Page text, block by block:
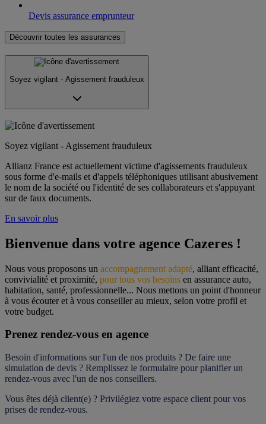
Devis assurance emprunteur
Découvrir toutes les assurances
Soyez vigilant - Agissement frauduleux
Soyez vigilant - Agissement frauduleux
Allianz France est actuellement victime d'agissements frauduleux
sous forme d'e-mails et d'appels téléphoniques utilisant abusivement
le nom de la société ou l'identité de ses collaborateurs et s'appuyant
sur de faux documents.
En savoir plus
Bienvenue dans votre agence Cazeres !
Nous vous proposons un accompagnement adapté, alliant efficacité,
convivialité et proximité, pour tous vos besoins en assurance auto,
habitation, santé, professionnelle... Nous mettons un point d'honneur
à vous écouter et à vous conseiller au mieux, selon votre profil et
votre budget.
Prenez rendez-vous en agence
Besoin d'informations sur l'un de nos produits ? De faire une
simulation de devis ? Remplissez le formulaire pour planifier un
rendez-vous avec l'un de nos conseillers.
Vous êtes déjà client(e) ? Privilégiez votre espace client pour vos
prises de rendez-vous.